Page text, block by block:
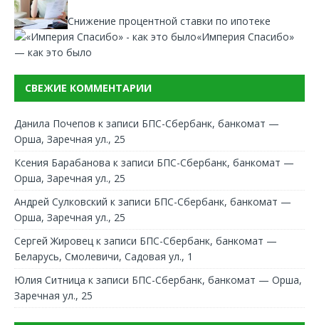
Снижение процентной ставки по ипотеке
«Империя Спасибо»
— как это было
СВЕЖИЕ КОММЕНТАРИИ
Данила Почепов к записи БПС-Сбербанк, банкомат —
Орша, Заречная ул., 25
Ксения Барабанова к записи БПС-Сбербанк, банкомат —
Орша, Заречная ул., 25
Андрей Сулковский к записи БПС-Сбербанк, банкомат —
Орша, Заречная ул., 25
Сергей Жировец к записи БПС-Сбербанк, банкомат —
Беларусь, Смолевичи, Садовая ул., 1
Юлия Ситница к записи БПС-Сбербанк, банкомат — Орша,
Заречная ул., 25